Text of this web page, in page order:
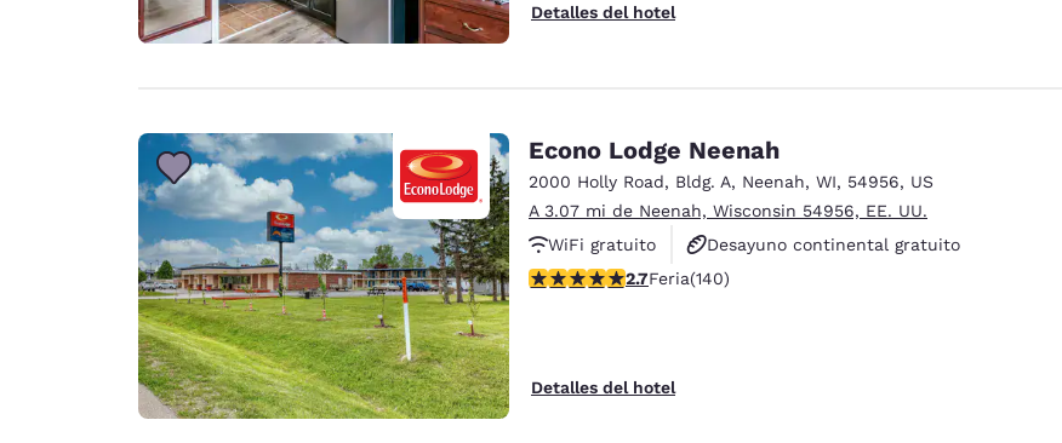
Detalles del hotel
Econo Lodge Neenah
2000 Holly Road, Bldg. A, Neenah, WI, 54956, US
A 3.07 mi de Neenah, Wisconsin 54956, EE. UU.
WiFi gratuito
Desayuno continental gratuito
Se aceptan mascotas
calificación de 2.7 estrellas. Feria. 140 reseñas
2.7Feria(140)
Detalles del hotel